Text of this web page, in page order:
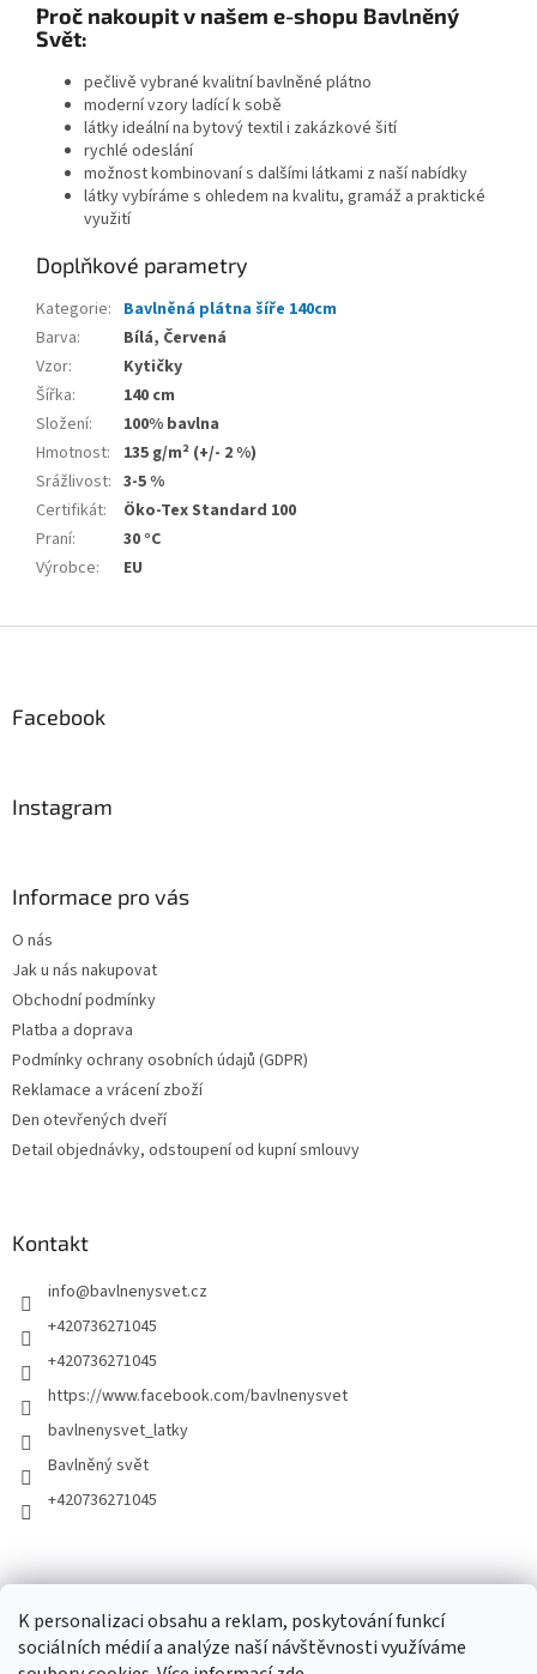
K personalizaci obsahu a reklam, poskytování funkcí
sociálních médií a analýze naší návštěvnosti využíváme
Proč nakoupit v našem e-shopu Bavlněný
Svět:
pečlivě vybrané kvalitní bavlněné plátno
moderní vzory ladící k sobě
látky ideální na bytový textil i zakázkové šití
rychlé odeslání
možnost kombinovaní s dalšími látkami z naší nabídky
látky vybíráme s ohledem na kvalitu, gramáž a praktické
využití
Doplňkové parametry
Kategorie: Bavlněná plátna šíře 140cm
Barva:
Bílá, Červená
Vzor:
Kytičky
Šířka:
140 cm
Složení:
100% bavlna
Hmotnost:
135 g/m² (+/- 2 %)
Srážlivost: 3-5 %
Certifikát:
Öko-Tex Standard 100
Praní:
30 °C
Výrobce: EU
Facebook
Instagram
Informace pro vás
O nás
Jak u nás nakupovat
Obchodní podmínky
Platba a doprava
Podmínky ochrany osobních údajů (GDPR)
Reklamace a vrácení zboží
Den otevřených dveří
Detail objednávky, odstoupení od kupní smlouvy
Kontakt
info@bavlnenysvet.cz
+420736271045
+420736271045
https://www.facebook.com/bavlnenysvet
bavlnenysvet_latky
Bavlněný svět
+420736271045